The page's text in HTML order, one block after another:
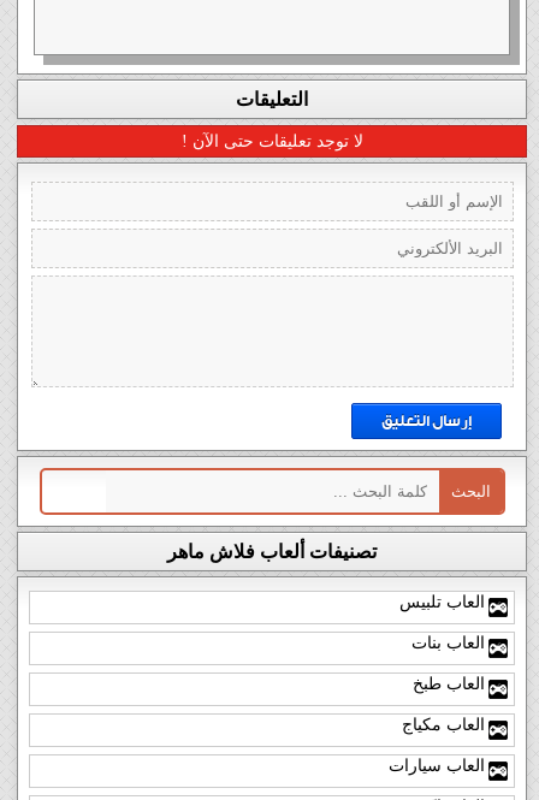
التعليقات
لا توجد تعليقات حتى الآن !
تصنيفات ألعاب فلاش ماهر
العاب تلبيس
العاب بنات
العاب طبخ
العاب مكياج
العاب سيارات